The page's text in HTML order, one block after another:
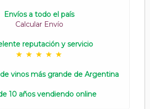
Envíos a todo el país
Calcular Envío
reputación y servicio
vinos más grande de Argentina
10 años vendiendo online